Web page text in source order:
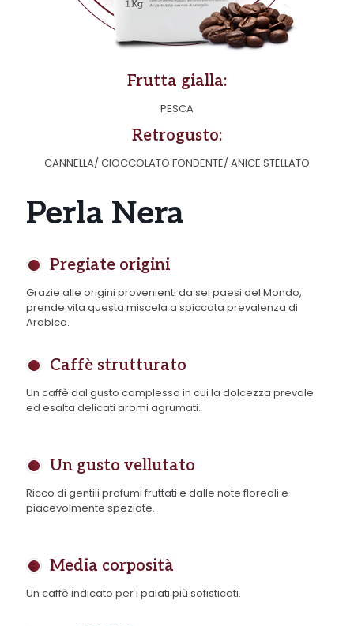
Frutta gialla:
PESCA
Retrogusto:
CANNELLA/ CIOCCOLATO FONDENTE/ ANICE STELLATO
Perla Nera
Pregiate origini
Grazie alle origini provenienti da sei paesi del Mondo,
prende vita questa miscela a spiccata prevalenza di
Arabica.
Caffè strutturato
Un caffè dal gusto complesso in cui la dolcezza prevale
ed esalta delicati aromi agrumati.
Un gusto vellutato
Ricco di gentili profumi fruttati e dalle note floreali e
piacevolmente speziate.
Media corposità
Un caffè indicato per i palati più sofisticati.